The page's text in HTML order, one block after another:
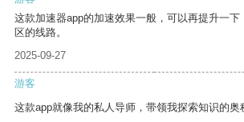
这款加速器app的加速效果一般，可以再提升一
区的线路。
2025-09-27
游客
这款app就像我的私人导师，带领我探索知识的奥